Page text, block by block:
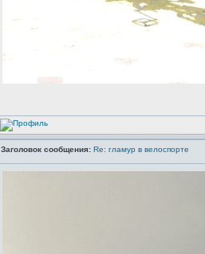
Заголовок сообщения: Re: гламур в велоспорте